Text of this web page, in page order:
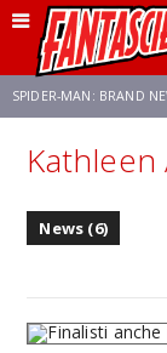
SPIDER-MAN: BRAND
FRANCO RICCIARDIELLO
News (6)